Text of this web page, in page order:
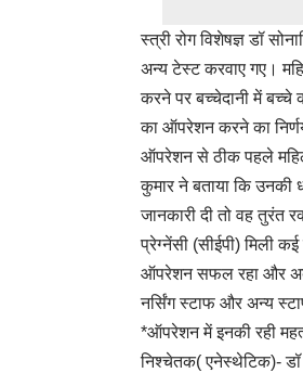
स्त्री रोग विशेषज्ञ डॉ
अन्य टेस्ट करवाए गए।
करने पर बच्चेदानी में बच्चे
का ऑपरेशन करने का
ऑपरेशन से ठीक पहले
कुमार ने बताया कि उनकी
जानकारी दी तो वह
प्रेग्नेंसी (सीईपी) मिली
ऑपरेशन सफल रहा और अब
नर्सिंग स्टाफ और अन्य
*ऑपरेशन में इनकी रही
निश्चेतक( एनेस्थेटिक)- डॉ